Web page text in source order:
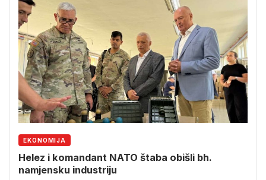
EKONOMIJA
Helez i komandant NATO štaba obišli bh.
namjensku industriju